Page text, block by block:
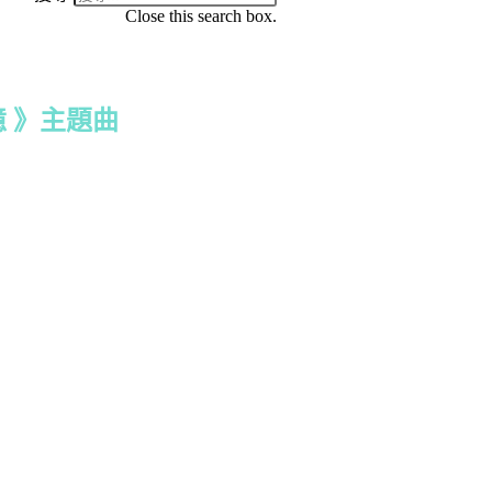
Close this search box.
》主題曲